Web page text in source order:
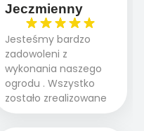
Jeczmienny
Jesteśmy bardzo
zadowoleni z
wykonania naszego
ogrodu . Wszystko
zostało zrealizowane
fachowo, rzetelnie i